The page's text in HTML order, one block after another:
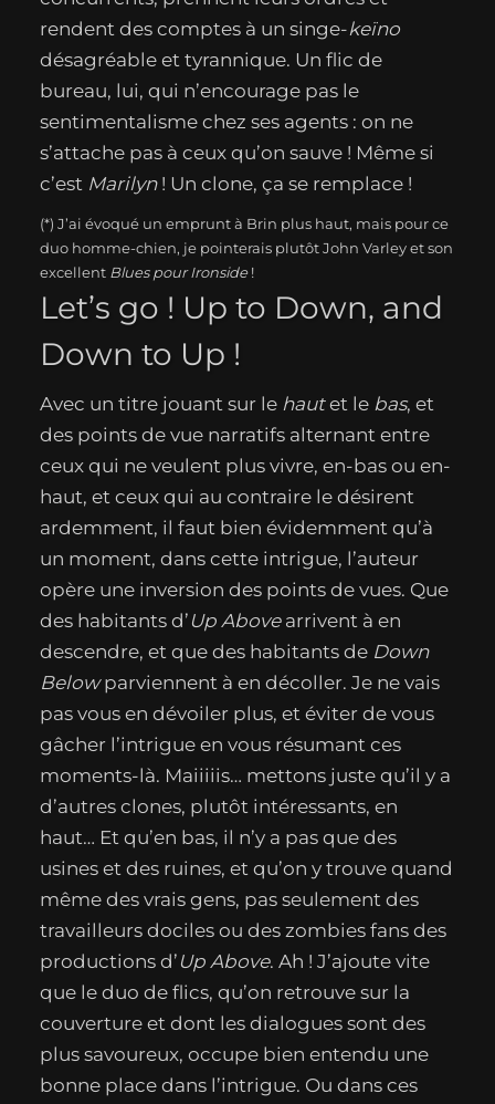
rendent des comptes à un singe-keïno
désagréable et tyrannique. Un flic de
bureau, lui, qui n’encourage pas le
sentimentalisme chez ses agents : on ne
s’attache pas à ceux qu’on sauve ! Même si
c’est Marilyn ! Un clone, ça se remplace !
(*) J’ai évoqué un emprunt à Brin plus haut, mais pour ce
duo homme-chien, je pointerais plutôt John Varley et son
excellent Blues pour Ironside!
Let’s go ! Up to Down, and
Down to Up !
Avec un titre jouant sur le hautet le bas, et
des points de vue narratifs alternant entre
ceux qui ne veulent plus vivre, en-bas ou en-
haut, et ceux qui au contraire le désirent
ardemment, il faut bien évidemment qu’à
un moment, dans cette intrigue, l’auteur
opère une inversion des points de vues. Que
des habitants d’ Up Abovearrivent à en
descendre, et que des habitants de Down
Belowparviennent à en décoller. Je ne vais
pas vous en dévoiler plus, et éviter de vous
gâcher l’intrigue en vous résumant ces
moments-là. Maiiiiis… mettons juste qu’il y a
d’autres clones, plutôt intéressants, en
haut… Et qu’en bas, il n’y a pas que des
usines et des ruines, et qu’on y trouve quand
même des vrais gens, pas seulement des
travailleurs dociles ou des zombies fans des
productions d’ Up Above. Ah ! J’ajoute vite
que le duo de flics, qu’on retrouve sur la
couverture et dont les dialogues sont des
plus savoureux, occupe bien entendu une
bonne place dans l’intrigue. Ou dans ces